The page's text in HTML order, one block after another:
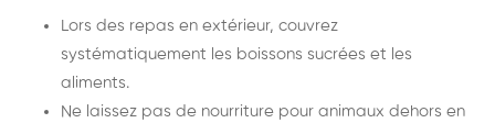
Lors des repas en extérieur, couvrez
systématiquement les boissons sucrées et les
aliments.
Ne laissez pas de nourriture pour animaux dehors en